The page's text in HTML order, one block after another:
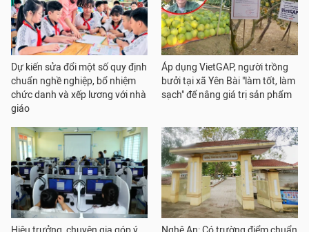
Dự kiến sửa đổi một số quy định
chuẩn nghề nghiệp, bổ nhiệm
chức danh và xếp lương với nhà
giáo
Áp dụng VietGAP, người trồng
bưởi tại xã Yên Bài "làm tốt, làm
sạch" để nâng giá trị sản phẩm